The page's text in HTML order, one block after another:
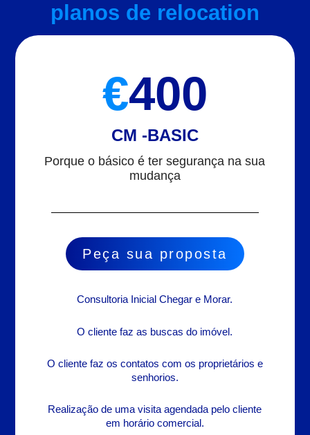
planos de relocation
€400
​CM -BASIC
Porque o básico é ter segurança na sua
mudança
Peça sua proposta
Consultoria Inicial Chegar e Morar.
O cliente faz as buscas do imóvel.
O cliente faz os contatos com os proprietários e
senhorios.
Realização de uma visita agendada pelo cliente
em horário comercial.